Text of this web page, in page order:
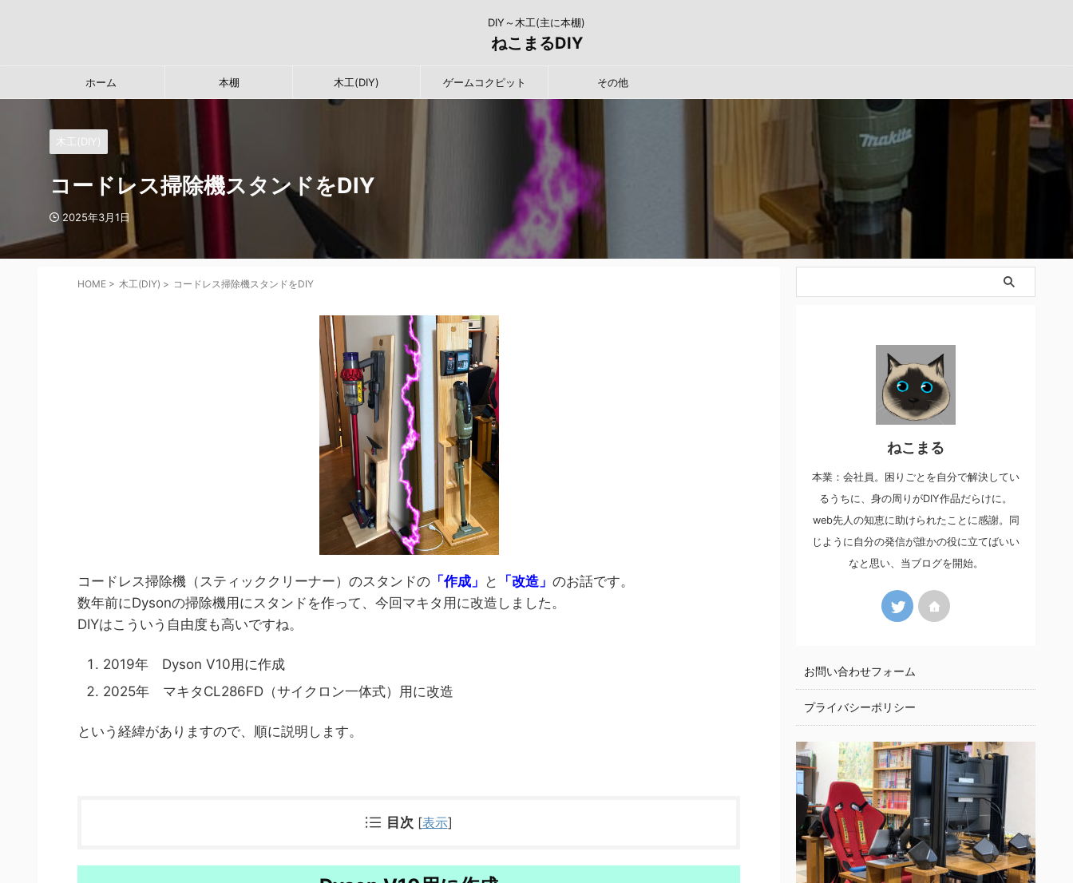
DIY～木工(主に本棚)
ねこまるDIY
ホーム 本棚 木工(DIY) ゲームコクピット その他
木工(DIY)
コードレス掃除機スタンドをDIY
2025年3月1日
HOME > 木工(DIY) > コードレス掃除機スタンドをDIY
コードレス掃除機（スティッククリーナー）のスタンドの 「作成」 と 「改造」 のお話です。
数年前にDysonの掃除機用にスタンドを作って、今回マキタ用に改造しました。
DIYはこういう自由度も高いですね。
2019年 Dyson V10用に作成
2025年 マキタCL286FD（サイクロン一体式）用に改造
という経緯がありますので、順に説明します。
目次 [表示]
ねこまる
本業：会社員。困りごとを自分で解決してい
るうちに、身の周りがDIY作品だらけに。
web先人の知恵に助けられたことに感謝。同
じように自分の発信が誰かの役に立てばいい
なと思い、当ブログを開始。
お問い合わせフォーム
プライバシーポリシー